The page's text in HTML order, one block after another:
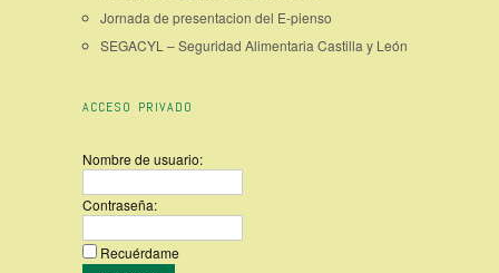
Jornada de presentacion del E-pienso
SEGACYL – Seguridad Alimentaria Castilla y León
ACCESO PRIVADO
Nombre de usuario:
Contraseña:
Recuérdame